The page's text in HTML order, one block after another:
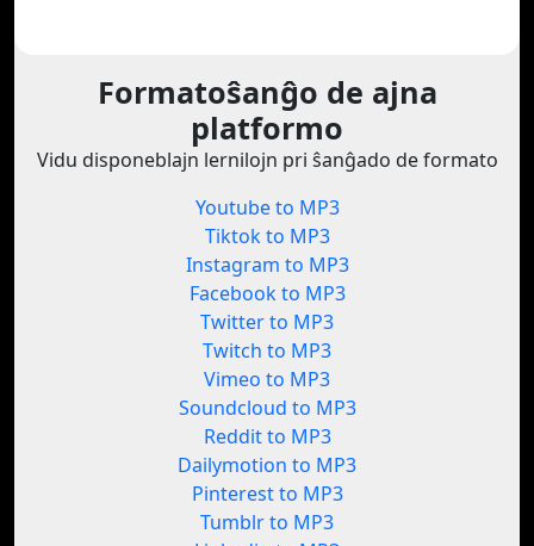
Formatoŝanĝo de ajna
platformo
Vidu disponeblajn lernilojn pri ŝanĝado de formato
Youtube to MP3
Tiktok to MP3
Instagram to MP3
Facebook to MP3
Twitter to MP3
Twitch to MP3
Vimeo to MP3
Soundcloud to MP3
Reddit to MP3
Dailymotion to MP3
Pinterest to MP3
Tumblr to MP3